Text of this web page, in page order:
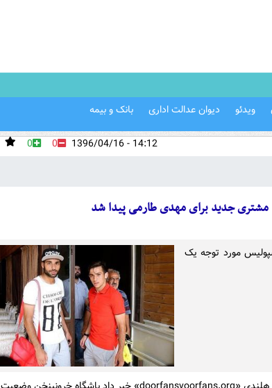
ویدئو دیوان عدالت اداری بانک و بیمه
0 0
14:12 - 1396/04/16
مشتری جدید برای مهدی طارمی پیدا شد
مورد توجه یک